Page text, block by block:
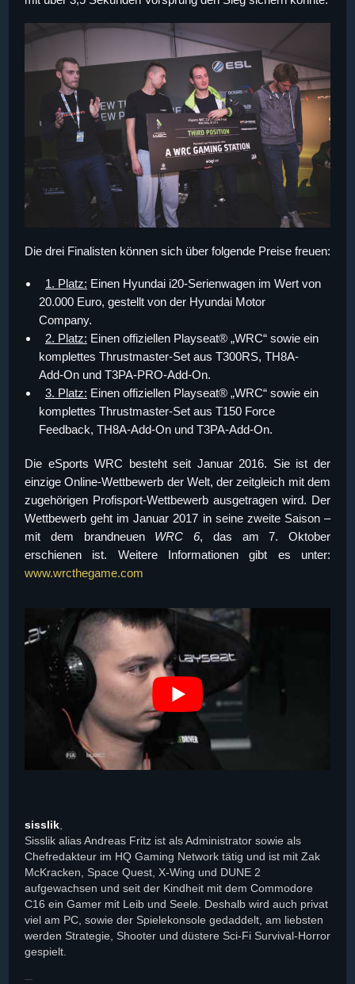
Die drei Finalisten können sich über folgende Preise freuen:
1. Platz: Einen Hyundai i20-Serienwagen im Wert von
20.000 Euro, gestellt von der Hyundai Motor
Company.
2. Platz: Einen offiziellen Playseat® „WRC“ sowie ein
komplettes Thrustmaster-Set aus T300RS, TH8A-
Add-On und T3PA-PRO-Add-On.
3. Platz: Einen offiziellen Playseat® „WRC“ sowie ein
komplettes Thrustmaster-Set aus T150 Force
Feedback, TH8A-Add-On und T3PA-Add-On.
Die eSports WRC besteht seit Januar 2016. Sie ist der
einzige Online-Wettbewerb der Welt, der zeitgleich mit dem
zugehörigen Profisport-Wettbewerb ausgetragen wird. Der
Wettbewerb geht im Januar 2017 in seine zweite Saison –
mit dem brandneuen WRC 6, das am 7. Oktober
erschienen ist. Weitere Informationen gibt es unter:
www.wrcthegame.com
sisslik
Sisslik alias Andreas Fritz ist als Administrator sowie als
Chefredakteur im HQ Gaming Network tätig und ist mit Zak
McKracken, Space Quest, X-Wing und DUNE 2
aufgewachsen und seit der Kindheit mit dem Commodore
C16 ein Gamer mit Leib und Seele. Deshalb wird auch privat
viel am PC, sowie der Spielekonsole gedaddelt, am liebsten
werden Strategie, Shooter und düstere Sci-Fi Survival-Horror
gespielt.